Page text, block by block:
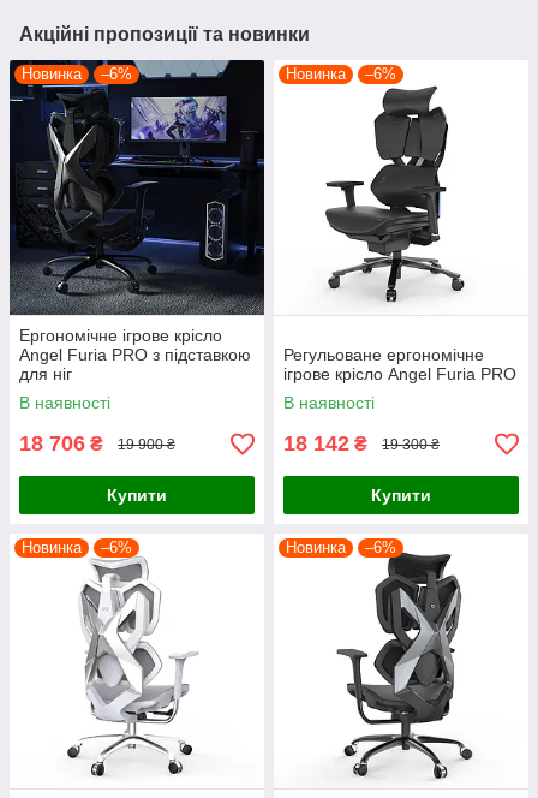
Акційні пропозиції та новинки
Новинка –6%
Ергономічне ігрове крісло
Angel Furia PRO з підставкою
для ніг
В наявності
18 706 ₴ 19 900 ₴
Купити
Новинка –6%
Регульоване ергономічне
ігрове крісло Angel Furia PRO
В наявності
18 142 ₴ 19 300 ₴
Купити
Новинка –6% Новинка –6%